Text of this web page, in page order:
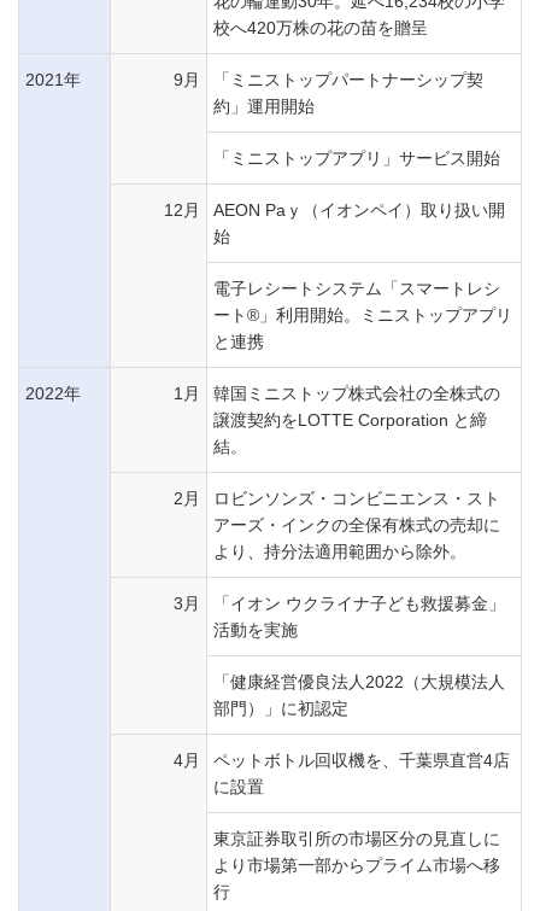
校へ420万株の花の苗を贈呈
2021年 9月
「ミニストップパートナーシップ契
約」運用開始
「ミニストップアプリ」サービス開始
12月
AEON Paｙ（イオンペイ）取り扱い開
始
電子レシートシステム「スマートレシ
ート®」利用開始。ミニストップアプリ
と連携
2022年 1月
韓国ミニストップ株式会社の全株式の
譲渡契約をLOTTE Corporation と締
結。
2月
ロビンソンズ・コンビニエンス・スト
アーズ・インクの全保有株式の売却に
より、持分法適用範囲から除外。
3月
「イオン ウクライナ子ども救援募金」
活動を実施
「健康経営優良法人2022（大規模法人
部門）」に初認定
4月
ペットボトル回収機を、千葉県直営4店
に設置
東京証券取引所の市場区分の見直しに
より市場第一部からプライム市場へ移
行